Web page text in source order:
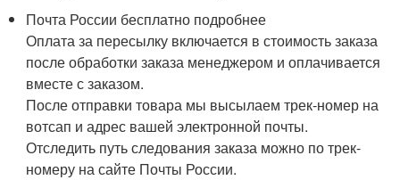
Почта России бесплатно подробнее
Оплата за пересылку включается в стоимость заказа
после обработки заказа менеджером и оплачивается
вместе с заказом.
После отправки товара мы высылаем трек-номер на
вотсап и адрес вашей электронной почты.
Отследить путь следования заказа можно по трек-
номеру на сайте Почты России.